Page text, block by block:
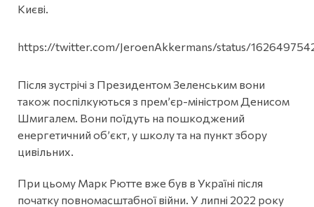
Києві.
https://twitter.com/JeroenAkkermans/status/
Після зустрічі з Президентом Зеленським вони
також поспілкуються з прем’єр-міністром Денисом
Шмигалем. Вони поїдуть на пошкоджений
енергетичний об’єкт, у школу та на пункт збору
цивільних.
При цьому Марк Рютте вже був в Україні після
початку повномасштабної війни. У липні 2022 року